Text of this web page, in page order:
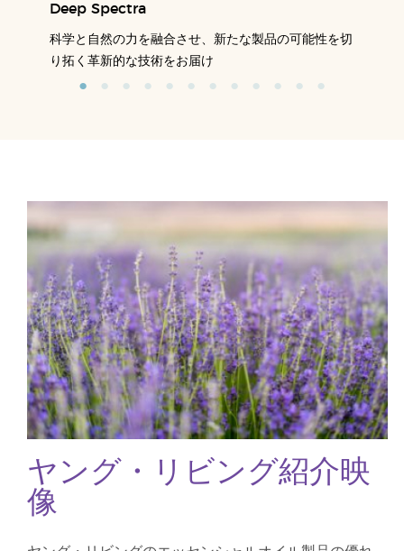
Deep Spectra
科学と自然の力を融合させ、新たな製品の可能性を切
り拓く革新的な技術をお届け
ヤング・リビング紹介映
像